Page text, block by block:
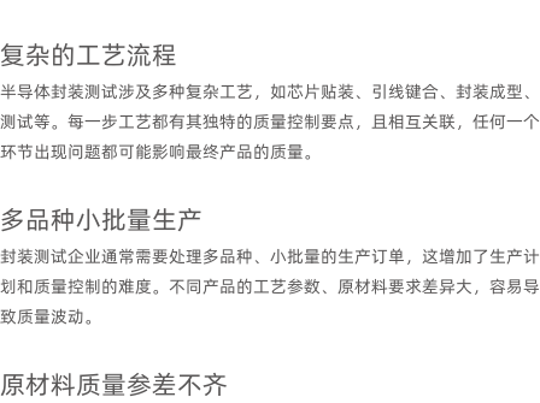
复杂的工艺流程
半导体封装测试涉及多种复杂工艺，如芯片贴装、引线键合、封装成型、
测试等。每一步工艺都有其独特的质量控制要点，且相互关联，任何一个
环节出现问题都可能影响最终产品的质量。
多品种小批量生产
封装测试企业通常需要处理多品种、小批量的生产订单，这增加了生产计
划和质量控制的难度。不同产品的工艺参数、原材料要求差异大，容易导
致质量波动。
原材料质量参差不齐